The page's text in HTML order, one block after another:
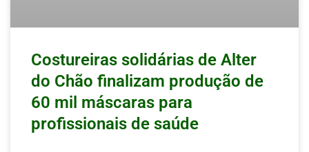
Costureiras solidárias de Alter
do Chão finalizam produção de
60 mil máscaras para
profissionais de saúde